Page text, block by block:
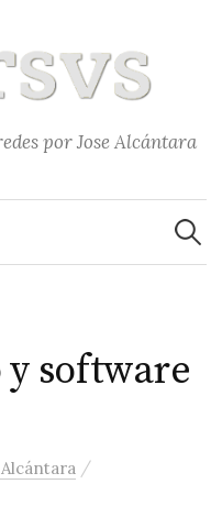
por Jose Alcántara
software
/